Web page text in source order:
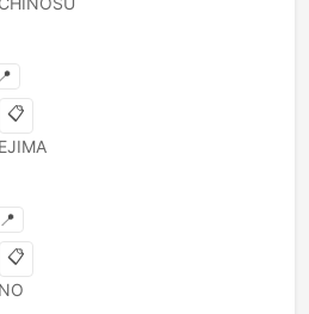
📍
📋
📍
📋